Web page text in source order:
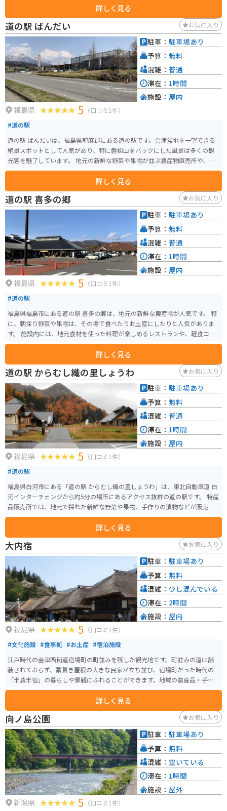
も訪れたいと思わせてくれます。詳しく見る
道の駅 ばんだい お気に入り
福島県 5 （口コミ1件）
#道の駅
道の駅 ばんだいは、福島県耶麻郡にある道の駅です。会津盆地を一望できる
絶景スポットとして人気があり、特に磐梯山をバックにした風景は多くの観
光客を魅了しています。 地元の新鮮な野菜や果物が並ぶ農産物直売所や、会
津の伝統的な工芸品を販売するコーナーもあります。食事処では、会津名物
のソースカツ丼や喜多方ラーメンなどが味わえます。バイクで訪れる際は、
道の駅から裏磐梯方面へのルートがおすすめです。磐梯吾妻スカイラインや
レークラインなど、走りごたえのあるワインディングロードが続きます。ただ
し、山岳地帯のため天候が変わりやすいので注意が必要です。 周辺には、猪
苗代湖や五色沼など、自然豊かな観光スポットも点在しています。
詳しく見る
駐車： 駐車場あり
予算： 無料
混雑： 普通
滞在： 1時間
施設： 屋内
道の駅 喜多の郷 お気に入り
福島県 5 （口コミ1件）
#道の駅
福島県福島市にある道の駅 喜多の郷は、地元の新鮮な農産物が人気です。 特
に、朝採り野菜や果物は、その場で食べたりお土産にしたりと人気がありま
す。 施設内には、地元食材を使った料理が楽しめるレストランや、軽食コー
ナー、地元の特産品を販売するショップなどがあります。 バイクで訪れる際
には、広々とした駐車場があるので安心です。 福島市は「円盤餃子」が有名
なので、喜多の郷で地元の味を楽しむのも良いでしょう。 周辺には、花の名
所として知られる「四季の里」や、吾妻連峰の雄大な自然を満喫できる「高
湯温泉」など、観光スポットも充実しています。
詳しく見る
駐車： 駐車場あり
予算： 無料
混雑： 普通
滞在： 1時間
施設： 屋内
道の駅 からむし織の里しょうわ お気に入り
福島県 5 （口コミ1件）
#道の駅
福島県白河市にある「道の駅 からむし織の里しょうわ」は、東北自動車道 白
河インターチェンジから約5分の場所にあるアクセス抜群の道の駅です。 特産
品販売所では、地元で採れた新鮮な野菜や果物、手作りの漬物などが販売さ
れています。 また、白河ラーメンやけんちんうどんといった地元グルメも堪
展示コーナーもあり、お土産探しにも最適です。 バイクで訪れる際は、広々
とした駐車場があるので安心です。 ツーリングの休憩場所として、ぜひ立ち
寄ってみてください。
詳しく見る
駐車： 駐車場あり
予算： 無料
混雑： 普通
滞在： 1時間
施設： 屋内
大内宿 お気に入り
福島県 5 （口コミ1件）
#文化施設 #食事処 #お土産 #宿泊施設
江戸時代の会津西街道宿場町の町並みを残した観光地です。町並みの道は舗
装されておらず、藁葺き屋根の大きな民家が立ち並び、宿場町だった時代の
「半農半宿」の暮らしや景観にふれることができます。地域の農産品・手工
芸の土産店や、名物である蕎麦・川魚の塩焼きなどを提供する飲食店、宿泊
詳しく見る
駐車： 駐車場あり
予算： 無料
混雑： 少し混んでいる
滞在： 2時間
施設： 屋内
向ノ島公園 お気に入り
新潟県 5 （口コミ1件）
駐車： 駐車場あり
予算： 無料
混雑： 空いている
滞在： 1時間
施設： 屋外